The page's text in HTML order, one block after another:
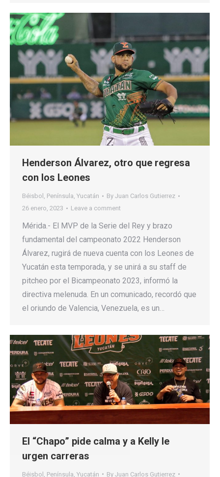
Henderson Álvarez, otro que regresa
con los Leones
Béisbol , Península, Yucatán By Juan Carlos Gutierrez
26 enero, 2023
Leave a comment
Mérida.- El MVP de la Serie del Rey y brazo
fundamental del campeonato 2022 Henderson
Álvarez, rugirá de nueva cuenta con los Leones de
Yucatán esta temporada, y se unirá a su staff de
pitcheo por el Bicampeonato 2023, informó la
directiva melenuda. En un comunicado, recordó que
el oriundo de Valencia, Venezuela, es un…
El “Chapo” pide calma y a Kelly le
urgen carreras
Béisbol Península Yucatán By Juan Carlos Gutierrez